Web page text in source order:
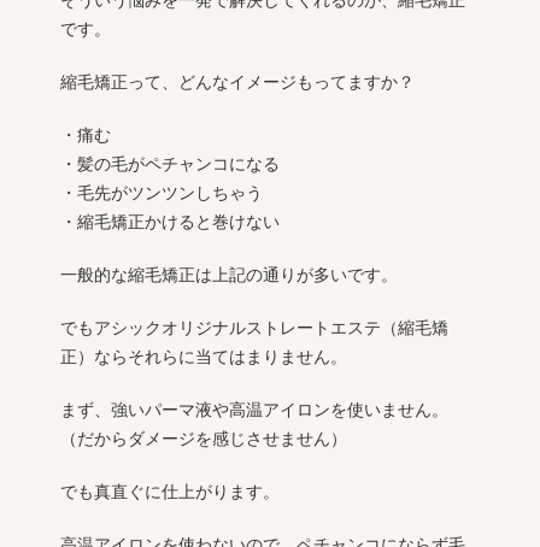
です。
縮毛矯正って、どんなイメージもってますか？
・痛む
・髪の毛がペチャンコになる
・毛先がツンツンしちゃう
・縮毛矯正かけると巻けない
一般的な縮毛矯正は上記の通りが多いです。
でもアシックオリジナルストレートエステ（縮毛矯
正）ならそれらに当てはまりません。
まず、強いパーマ液や高温アイロンを使いません。
（だからダメージを感じさせません）
でも真直ぐに仕上がります。